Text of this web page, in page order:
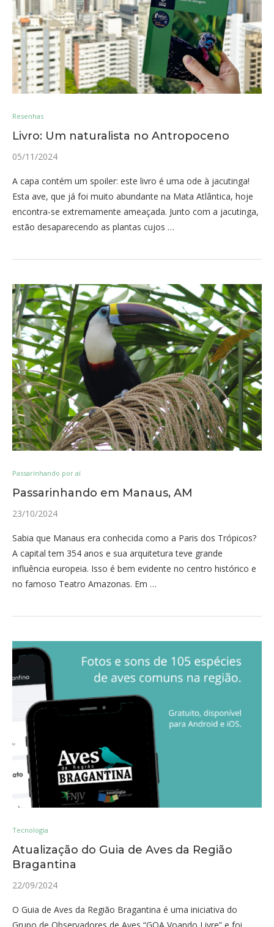
Resenhas
Livro: Um naturalista no Antropoceno
05/11/2024
A capa contém um spoiler: este livro é uma ode à jacutinga!
Esta ave, que já foi muito abundante na Mata Atlântica, hoje
encontra-se extremamente ameaçada. Junto com a jacutinga,
estão desaparecendo as plantas cujos …
Passarinhando por aí
Passarinhando em Manaus, AM
23/10/2024
Sabia que Manaus era conhecida como a Paris dos Trópicos?
A capital tem 354 anos e sua arquitetura teve grande
influência europeia. Isso é bem evidente no centro histórico e
no famoso Teatro Amazonas. Em …
Tecnologia
Atualização do Guia de Aves da Região
Bragantina
22/09/2024
O Guia de Aves da Região Bragantina é uma iniciativa do